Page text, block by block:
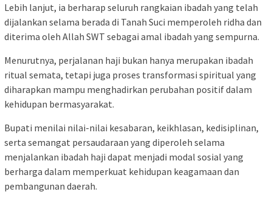
Lebih lanjut, ia berharap seluruh rangkaian ibadah yang telah
dijalankan selama berada di Tanah Suci memperoleh ridha dan
diterima oleh Allah SWT sebagai amal ibadah yang sempurna.
Menurutnya, perjalanan haji bukan hanya merupakan ibadah
ritual semata, tetapi juga proses transformasi spiritual yang
diharapkan mampu menghadirkan perubahan positif dalam
kehidupan bermasyarakat.
Bupati menilai nilai-nilai kesabaran, keikhlasan, kedisiplinan,
serta semangat persaudaraan yang diperoleh selama
menjalankan ibadah haji dapat menjadi modal sosial yang
berharga dalam memperkuat kehidupan keagamaan dan
pembangunan daerah.